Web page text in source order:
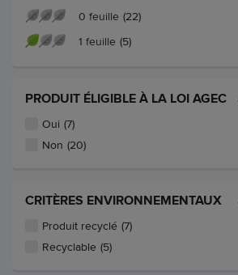
0 feuille (22)
1 feuille (5)
PRODUIT ÉLIGIBLE À LA LOI AGEC
Oui (7)
Non (20)
CRITÈRES ENVIRONNEMENTAUX
Produit recyclé (7)
Recyclable (5)